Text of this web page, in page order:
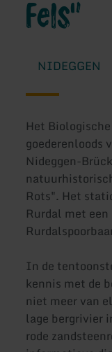
Fels"
NIDEGGEN
Het
goederenloods
Nideggen-
Rots". Het
Rurdal met
In de
kennis met de
niet meer van
lage bergrivier
rode